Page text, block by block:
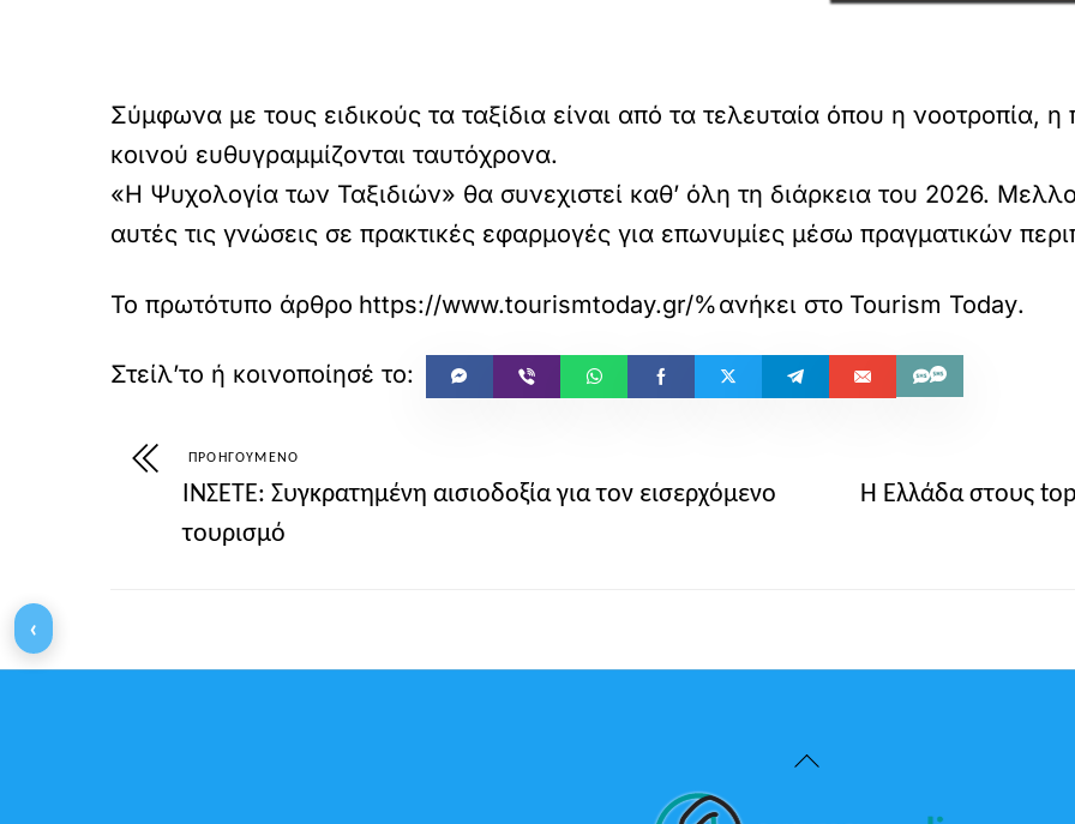
Σύμφωνα με τους ειδικούς τα ταξίδια είναι από τα τελευταία όπου η νοοτροπία,
κοινού ευθυγραμμίζονται ταυτόχρονα.
«Η Ψυχολογία των Ταξιδιών» θα συνεχιστεί καθ’ όλη τη διάρκεια του 2026.
αυτές τις γνώσεις σε πρακτικές εφαρμογές για επωνυμίες μέσω πραγματικών
Το πρωτότυπο άρθρο https://www.tourismtoday.gr/%CF%80%CF%8E%CF%82-
ανήκει στο Tourism Today.
ΠΡΟΗΓΟΎΜΕΝΟ
ΙΝΣΕΤΕ: Συγκρατημένη αισιοδοξία για τον εισερχόμενο
τουρισμό
H Ελλάδα στους
Back
‹